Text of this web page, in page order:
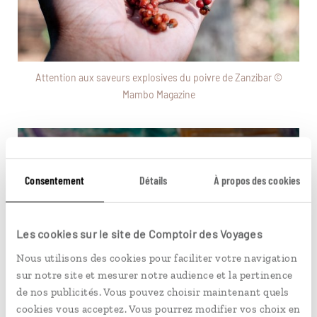
Consentement Détails À propos des cookies
Les cookies sur le site de Comptoir des Voyages
Nous utilisons des cookies pour faciliter votre navigation
sur notre site et mesurer notre audience et la pertinence
de nos publicités. Vous pouvez choisir maintenant quels
cookies vous acceptez. Vous pourrez modifier vos choix en
Attention aux saveurs explosives du poivre de Zanzibar ©
Mambo Magazine